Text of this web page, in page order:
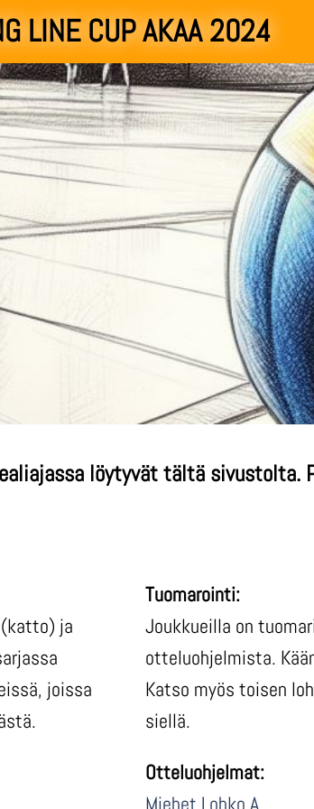
LINE CUP AKAA 2024
löytyvät tältä sivustolta.
ja
joissa
Tuomarointi:
Joukkueilla on
otteluohjelmista.
Katso myös toisen
siellä.
Otteluohjelmat:
Miehet Lohko A